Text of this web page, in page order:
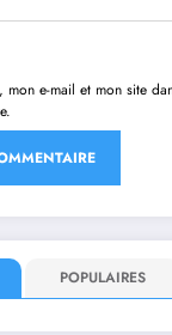
mon e-mail et mon site
POPULAIRES